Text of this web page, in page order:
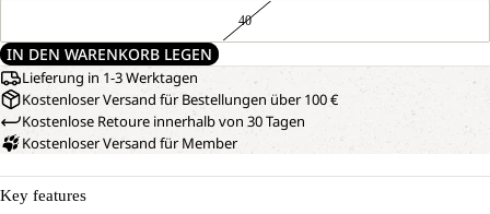
40
IN DEN WARENKORB LEGEN
Lieferung in 1-3 Werktagen
Kostenloser Versand für Bestellungen über 100 €
Kostenlose Retoure innerhalb von 30 Tagen
Kostenloser Versand für Member
Key features